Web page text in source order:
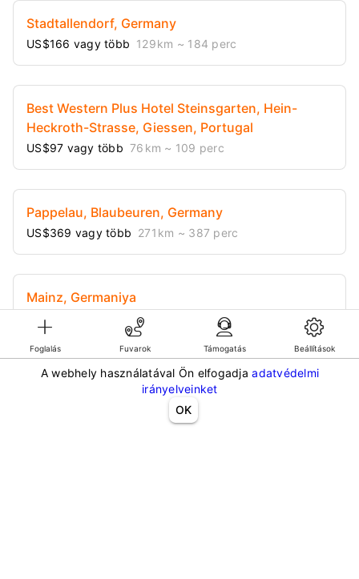
Foglalás Fuvarok Támogatás Beállítások
A webhely használatával Ön elfogadjaadatvédelmi
irányelveinket
OK
Stadtallendorf, Germany
US$166 vagy több 129 km ~ 184 perc
Best Western Plus Hotel Steinsgarten, Hein-
Heckroth-Strasse, Giessen, Portugal
US$97 vagy több 76 km ~ 109 perc
Pappelau, Blaubeuren, Germany
US$369 vagy több 271 km ~ 387 perc
Mainz, Germaniya
US$126 vagy több 84 km ~ 120 perc